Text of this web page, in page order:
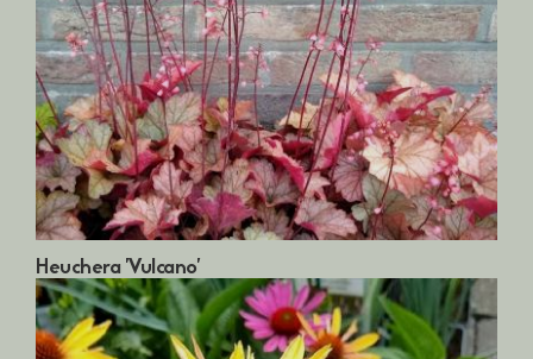
Heuchera 'Vulcano'